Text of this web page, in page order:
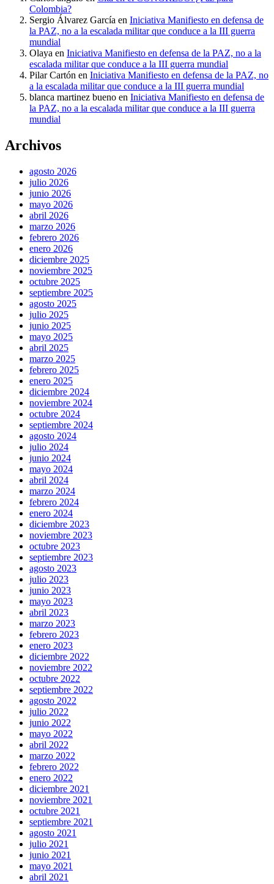
Colombia?
Sergio Álvarez García en Iniciativa Manifiesto en defensa de
la PAZ, no a la escalada militar que conduce a la III guerra
mundial
Olaya en Iniciativa Manifiesto en defensa de la PAZ, no a la
escalada militar que conduce a la III guerra mundial
Pilar Cartón en Iniciativa Manifiesto en defensa de la PAZ, no
a la escalada militar que conduce a la III guerra mundial
blanca martinez bueno en Iniciativa Manifiesto en defensa de
la PAZ, no a la escalada militar que conduce a la III guerra
mundial
Archivos
agosto 2026
julio 2026
junio 2026
mayo 2026
abril 2026
marzo 2026
febrero 2026
enero 2026
diciembre 2025
noviembre 2025
octubre 2025
septiembre 2025
agosto 2025
julio 2025
junio 2025
mayo 2025
abril 2025
marzo 2025
febrero 2025
enero 2025
diciembre 2024
noviembre 2024
octubre 2024
septiembre 2024
agosto 2024
julio 2024
junio 2024
mayo 2024
abril 2024
marzo 2024
febrero 2024
enero 2024
diciembre 2023
noviembre 2023
octubre 2023
septiembre 2023
agosto 2023
julio 2023
junio 2023
mayo 2023
abril 2023
marzo 2023
febrero 2023
enero 2023
diciembre 2022
noviembre 2022
octubre 2022
septiembre 2022
agosto 2022
julio 2022
junio 2022
mayo 2022
abril 2022
marzo 2022
febrero 2022
enero 2022
diciembre 2021
noviembre 2021
octubre 2021
septiembre 2021
agosto 2021
julio 2021
junio 2021
mayo 2021
abril 2021